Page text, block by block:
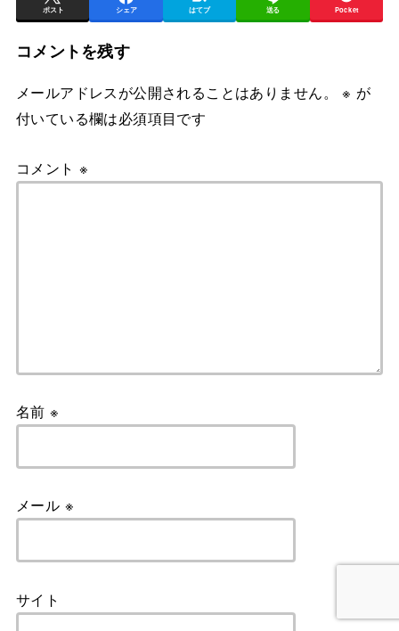
ポスト シェア はてブ 送る Pocket
コメントを残す
メールアドレスが公開されることはありません。 ※ が
付いている欄は必須項目です
コメント ※
名前※
メール ※
サイト